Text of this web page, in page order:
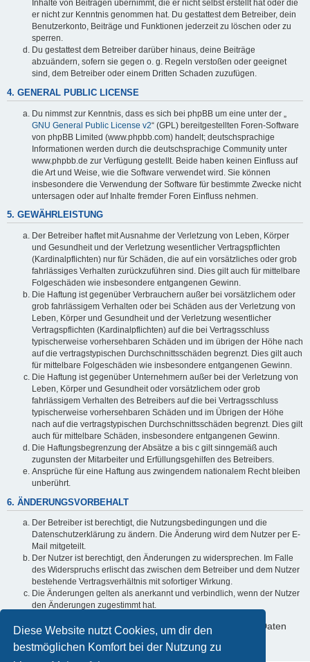
Diese Website nutzt Cookies, um dir den
bestmöglichen Komfort bei der Nutzung zu
Inhalte von Beiträgen übernimmt, die er nicht selbst erstellt hat oder die
er nicht zur Kenntnis genommen hat. Du gestattest dem Betreiber, dein
Benutzerkonto, Beiträge und Funktionen jederzeit zu löschen oder zu
sperren.
Du gestattest dem Betreiber darüber hinaus, deine Beiträge
abzuändern, sofern sie gegen o. g. Regeln verstoßen oder geeignet
sind, dem Betreiber oder einem Dritten Schaden zuzufügen.
4. GENERAL PUBLIC LICENSE
Du nimmst zur Kenntnis, dass es sich bei phpBB um eine unter der „
GNU General Public License v2“ (GPL) bereitgestellten Foren-Software
von phpBB Limited (www.phpbb.com) handelt; deutschsprachige
Informationen werden durch die deutschsprachige Community unter
www.phpbb.de zur Verfügung gestellt. Beide haben keinen Einfluss auf
die Art und Weise, wie die Software verwendet wird. Sie können
insbesondere die Verwendung der Software für bestimmte Zwecke nicht
untersagen oder auf Inhalte fremder Foren Einfluss nehmen.
5. GEWÄHRLEISTUNG
Der Betreiber haftet mit Ausnahme der Verletzung von Leben, Körper
und Gesundheit und der Verletzung wesentlicher Vertragspflichten
(Kardinalpflichten) nur für Schäden, die auf ein vorsätzliches oder grob
fahrlässiges Verhalten zurückzuführen sind. Dies gilt auch für mittelbare
Folgeschäden wie insbesondere entgangenen Gewinn.
Die Haftung ist gegenüber Verbrauchern außer bei vorsätzlichem oder
grob fahrlässigem Verhalten oder bei Schäden aus der Verletzung von
Leben, Körper und Gesundheit und der Verletzung wesentlicher
Vertragspflichten (Kardinalpflichten) auf die bei Vertragsschluss
typischerweise vorhersehbaren Schäden und im übrigen der Höhe nach
auf die vertragstypischen Durchschnittsschäden begrenzt. Dies gilt auch
für mittelbare Folgeschäden wie insbesondere entgangenen Gewinn.
Die Haftung ist gegenüber Unternehmern außer bei der Verletzung von
Leben, Körper und Gesundheit oder vorsätzlichem oder grob
fahrlässigem Verhalten des Betreibers auf die bei Vertragsschluss
typischerweise vorhersehbaren Schäden und im Übrigen der Höhe
nach auf die vertragstypischen Durchschnittsschäden begrenzt. Dies gilt
auch für mittelbare Schäden, insbesondere entgangenen Gewinn.
Die Haftungsbegrenzung der Absätze a bis c gilt sinngemäß auch
zugunsten der Mitarbeiter und Erfüllungsgehilfen des Betreibers.
Ansprüche für eine Haftung aus zwingendem nationalem Recht bleiben
unberührt.
6. ÄNDERUNGSVORBEHALT
Der Betreiber ist berechtigt, die Nutzungsbedingungen und die
Datenschutzerklärung zu ändern. Die Änderung wird dem Nutzer per E-
Mail mitgeteilt.
Der Nutzer ist berechtigt, den Änderungen zu widersprechen. Im Falle
des Widerspruchs erlischt das zwischen dem Betreiber und dem Nutzer
bestehende Vertragsverhältnis mit sofortiger Wirkung.
Die Änderungen gelten als anerkannt und verbindlich, wenn der Nutzer
den Änderungen zugestimmt hat.
Informationen über den Umgang mit deinen persönlichen Daten
sind in der Datenschutzerklärung enthalten.